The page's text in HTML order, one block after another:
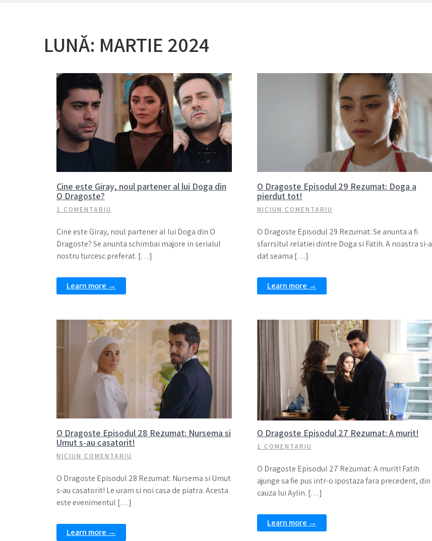
LUNĂ: MARTIE 2024
Cine este Giray, noul partener al lui Doga din
O Dragoste?
1 COMENTARIU
Cine este Giray, noul partener al lui Doga din O
Dragoste? Se anunta schimbai majore in serialul
nostru turcesc preferat. […]
Learn more →
O Dragoste Episodul 29 Rezumat: Doga a
pierdut tot!
NICIUN COMENTARIU
O Dragoste Episodul 29 Rezumat: Se anunta a fi
sfarrsitul relatiei dintre Doga si Fatih. A noastra si-a
dat seama […]
Learn more →
O Dragoste Episodul 28 Rezumat: Nursema si
Umut s-au casatorit!
NICIUN COMENTARIU
O Dragoste Episodul 28 Rezumat: Nursema si Umut
s-au casatorit! Le uram si noi casa de piatra. Acesta
este evenimentul […]
Learn more →
O Dragoste Episodul 27 Rezumat: A murit!
1 COMENTARIU
O Dragoste Episodul 27 Rezumat: A murit! Fatih
ajunge sa fie pus intr-o ipostaza fara precedent, din
cauza lui Aylin. […]
Learn more →